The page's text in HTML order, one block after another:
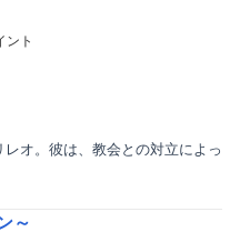
ント
オ。彼は、教会との対立によっ
～